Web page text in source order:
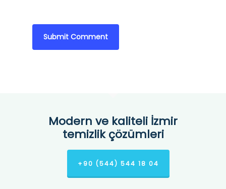
Modern ve kaliteli İzmir
temizlik çözümleri
+90 (544) 544 18 04